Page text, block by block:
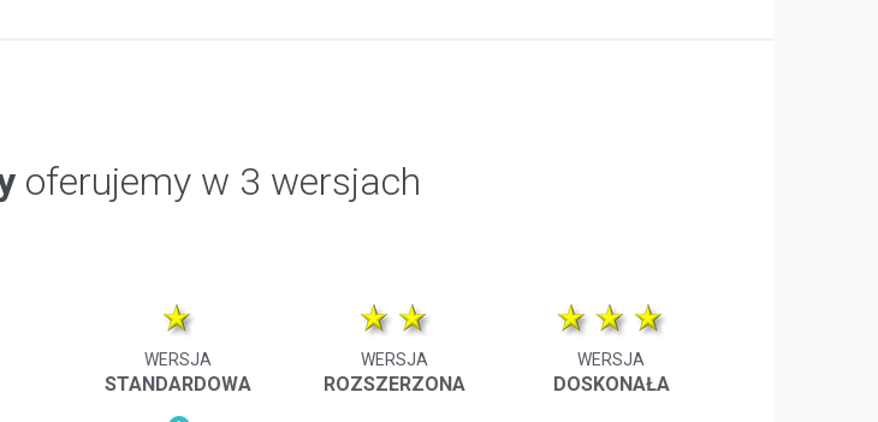
oferujemy w 3 wersjach
WERSJA
STANDARDOWA
WERSJA
ROZSZERZONA
WERSJA
DOSKONAŁA